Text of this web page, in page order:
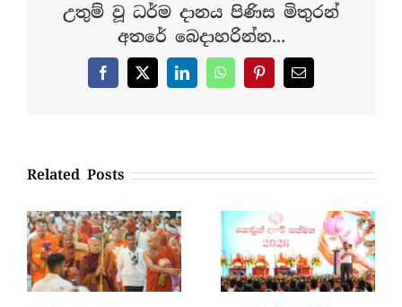
2020-
22
උතුම් වූ ධර්ම දානය පිණිස මිතුරන්
අතරේ බෙදාහරින්න...
Facebook
X LinkedInWhatsAppPinterestEmail
Related Posts